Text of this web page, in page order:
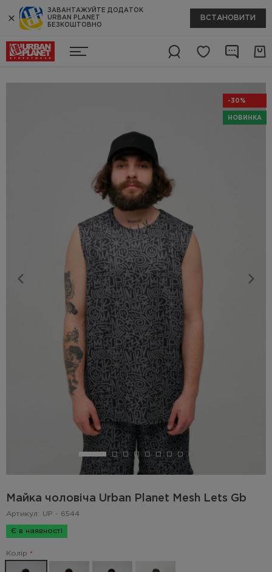
ЗАВАНТАЖУЙТЕ ДОДАТОК
URBAN PLANET
БЕЗКОШТОВНО
ВСТАНОВИТИ
-30%
НОВИНКА
Майка чоловіча Urban Planet Mesh Lets Gb
Артикул: UP - 6544
Є в наявності
Колір